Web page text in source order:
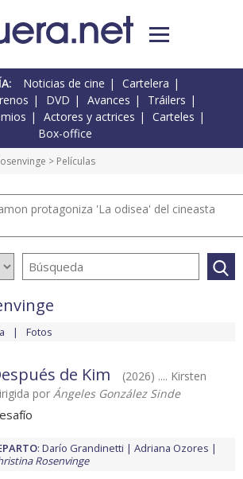
Noticias de cine
Cartelera
DVD Avances
Tráilers
Actores y actrices
Carteles
Box-office
> Películas
protagoniza 'La odisea' del cineasta
Fotos
de Kim
(2026) .... Kirsten
por Ángeles González Sinde
: Darío Grandinetti
Adriana Ozores
Rosenvinge